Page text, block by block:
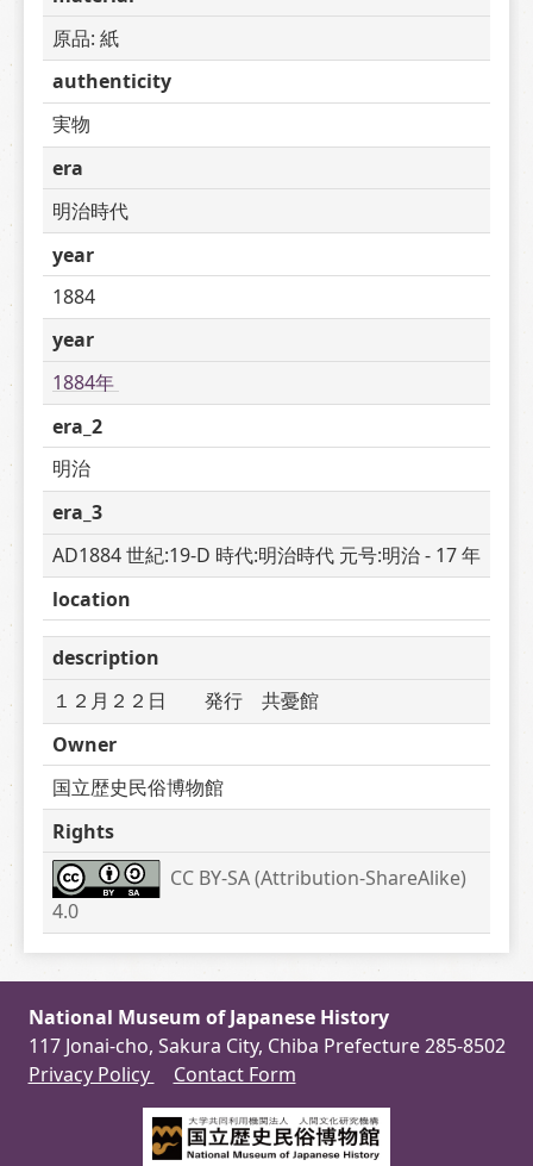
原品: 紙
authenticity
実物
era
明治時代
year
1884
year
1884年
era_2
明治
era_3
AD1884 世紀:19-D 時代:明治時代 元号:明治 - 17 年
location
description
１２月２２日　　発行　共憂館
Owner
国立歴史民俗博物館
Rights
CC BY-SA (Attribution-ShareAlike)
4.0
National Museum of Japanese History
117 Jonai-cho, Sakura City, Chiba Prefecture 285-8502
Privacy Policy
Contact Form